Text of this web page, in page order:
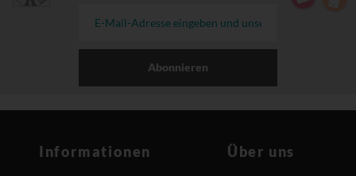
Abonnieren
Informationen Über uns